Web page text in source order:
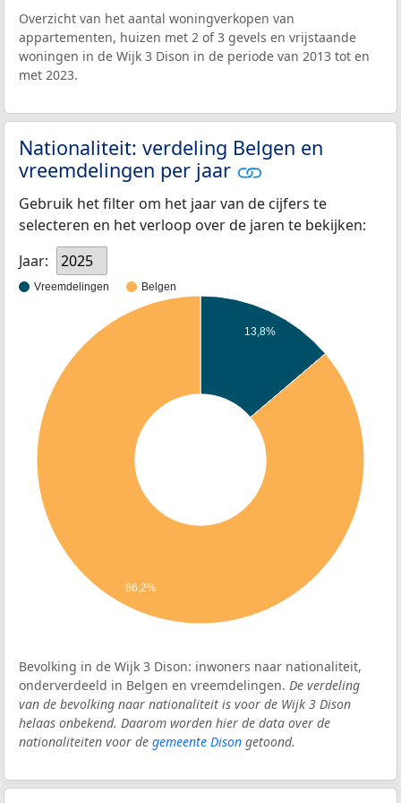
Overzicht van het aantal woningverkopen van
appartementen, huizen met 2 of 3 gevels en vrijstaande
woningen in de Wijk 3 Dison in de periode van 2013 tot en
met 2023.
Nationaliteit: verdeling Belgen en
vreemdelingen per jaar
Gebruik het filter om het jaar van de cijfers te
selecteren en het verloop over de jaren te bekijken:
Jaar:
2025
Vreemdelingen Belgen
13,8%
86,2%
Bevolking in de Wijk 3 Dison: inwoners naar nationaliteit,
onderverdeeld in Belgen en vreemdelingen. De verdeling
van de bevolking naar nationaliteit is voor de Wijk 3 Dison
helaas onbekend. Daarom worden hier de data over de
nationaliteiten voor de gemeente Dison getoond.